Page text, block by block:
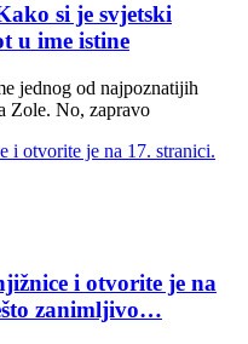
si je svjetski
u ime istine
jednog od najpoznatijih
Zole. No, zapravo
i otvorite je na
zanimljivo…